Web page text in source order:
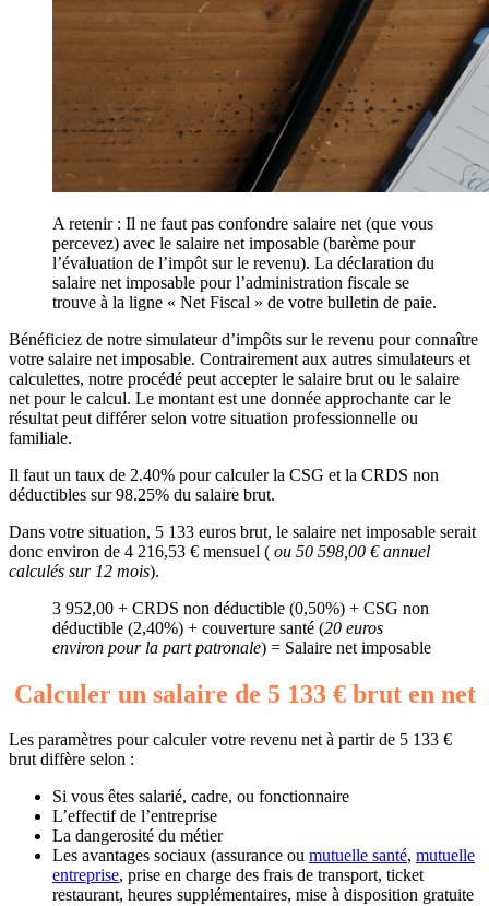
A retenir : Il ne faut pas confondre salaire net (que vous
percevez) avec le salaire net imposable (barème pour
l’évaluation de l’impôt sur le revenu). La déclaration du
salaire net imposable pour l’administration fiscale se
trouve à la ligne « Net Fiscal » de votre bulletin de paie.
Bénéficiez de notre simulateur d’impôts sur le revenu pour connaître
votre salaire net imposable. Contrairement aux autres simulateurs et
calculettes, notre procédé peut accepter le salaire brut ou le salaire
net pour le calcul. Le montant est une donnée approchante car le
résultat peut différer selon votre situation professionnelle ou
familiale.
Il faut un taux de 2.40% pour calculer la CSG et la CRDS non
déductibles sur 98.25% du salaire brut.
Dans votre situation, 5 133 euros brut, le salaire net imposable serait
donc environ de 4 216,53 € mensuel ( ou 50 598,00 € annuel
calculés sur 12 mois).
3 952,00 + CRDS non déductible (0,50%) + CSG non
déductible (2,40%) + couverture santé (20 euros
environ pour la part patronale) = Salaire net imposable
Calculer un salaire de 5 133 € brut en net
Les paramètres pour calculer votre revenu net à partir de 5 133 €
brut diffère selon :
Si vous êtes salarié, cadre, ou fonctionnaire
L’effectif de l’entreprise
La dangerosité du métier
Les avantages sociaux (assurance ou mutuelle santé, mutuelle
entreprise, prise en charge des frais de transport, ticket
restaurant, heures supplémentaires, mise à disposition gratuite